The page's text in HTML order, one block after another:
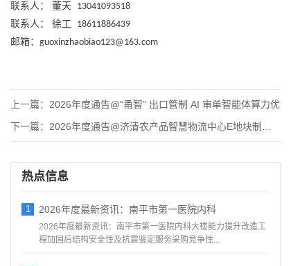
联系人：
董天 13041093518
联系人：
徐工
18611886439
邮箱： guoxinzhaobiao123@163.com
上一篇： 2026年度通告@“甬智” 出口管制 AI 审单智能体算力优
下一篇： 2026年度通告@济清农产品智慧物流中心E地块制冷系统运维服
热点信息
1 2026年度最新资讯：南平市第一医院内科
2026年度最新资讯：南平市第一医院内科大楼能力提升改造工
程加固后结构安全性及抗震鉴定服务采购竞争性...